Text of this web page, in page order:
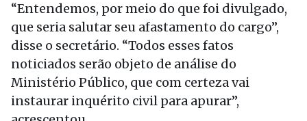
“Entendemos, por meio do que foi divulgado,
que seria salutar seu afastamento do cargo”,
disse o secretário. “Todos esses fatos
noticiados serão objeto de análise do
Ministério Público, que com certeza vai
instaurar inquérito civil para apurar”,